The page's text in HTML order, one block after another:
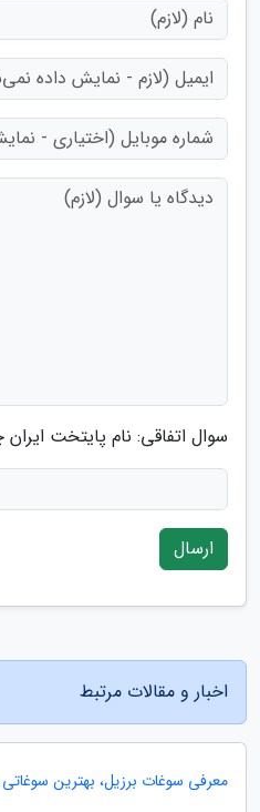
سوال اتفاقی: نام پایتخت
ارسال
اخبار و مقالات مرتبط
معرفی سوغات برزیل، بهترین